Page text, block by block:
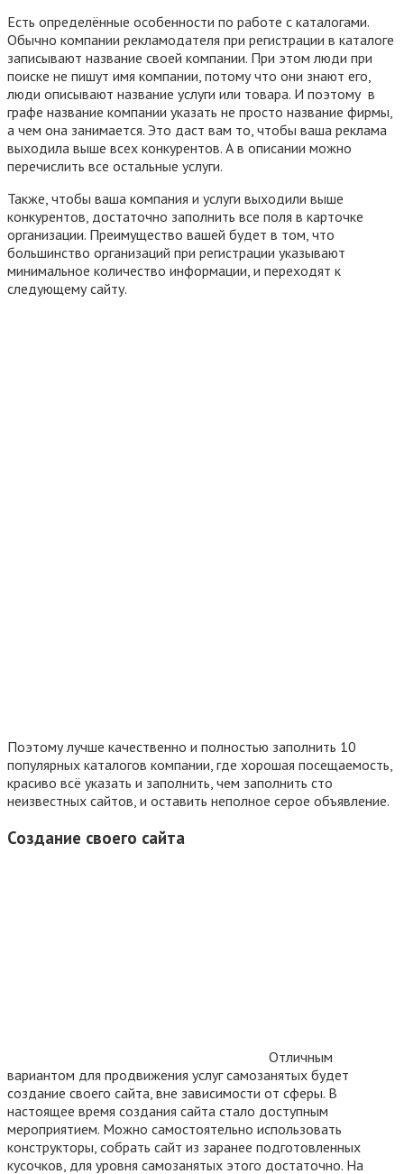
Есть определённые особенности по работе с каталогами.
Обычно компании рекламодателя при регистрации в каталоге
записывают название своей компании. При этом люди при
поиске не пишут имя компании, потому что они знают его,
люди описывают название услуги или товара. И поэтому в
графе название компании указать не просто название фирмы,
а чем она занимается. Это даст вам то, чтобы ваша реклама
выходила выше всех конкурентов. А в описании можно
перечислить все остальные услуги.
Также, чтобы ваша компания и услуги выходили выше
конкурентов, достаточно заполнить все поля в карточке
организации. Преимущество вашей будет в том, что
большинство организаций при регистрации указывают
минимальное количество информации, и переходят к
следующему сайту.
Поэтому лучше качественно и полностью заполнить 10
популярных каталогов компании, где хорошая посещаемость,
красиво всё указать и заполнить, чем заполнить сто
неизвестных сайтов, и оставить неполное серое объявление.
Создание своего сайта
Отличным
вариантом для продвижения услуг самозанятых будет
создание своего сайта, вне зависимости от сферы. В
настоящее время создания сайта стало доступным
мероприятием. Можно самостоятельно использовать
конструкторы, собрать сайт из заранее подготовленных
кусочков, для уровня самозанятых этого достаточно. На